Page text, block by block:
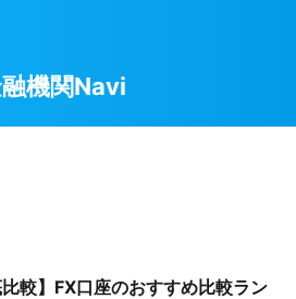
機関Navi
比較】FX口座のおすすめ比較ラン